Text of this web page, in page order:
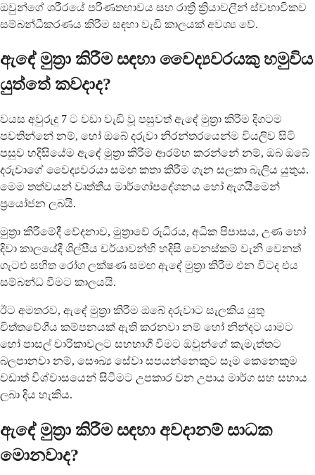
ඔවුන්ගේ ශරීරයේ පරිණතභාවය සහ රාත්‍රී ක්‍රියාවලීන් ස්වභාවිකව
සම්බන්ධීකරණය කිරීම සඳහා වැඩි කාලයක් අවශ්‍ය වේ.
ඇඳේ මුත්‍රා කිරීම සඳහා වෛද්‍යවරයකු හමුවිය
යුත්තේ කවදාද?
වයස අවුරුදු 7 ට වඩා වැඩි වූ පසුවත් ඇඳේ මුත්‍රා කිරීම දිගටම
පවතින්නේ නම්, හෝ ඔබේ දරුවා නිරන්තරයෙන්ම වියලිව සිටි
පසුව හදිසියේම ඇඳේ මුත්‍රා කිරීම ආරම්භ කරන්නේ නම්, ඔබ ඔබේ
දරුවාගේ වෛද්‍යවරයා සමඟ කතා කිරීම ගැන සලකා බැලිය යුතුය.
මෙම තත්වයන් වෘත්තීය මාර්ගෝපදේශනය හෝ ඇගයීමෙන්
ප්‍රයෝජන ලබයි.
මුත්‍රා කිරීමේදී වේදනාව, මුත්‍රාවේ රුධිරය, අධික පිපාසය, උණ හෝ
දිවා කාලයේදී ශිල්පීය චර්යාවන්හි හදිසි වෙනස්කම් වැනි වෙනත්
ගැටළු සහිත රෝග ලක්ෂණ සමඟ ඇඳේ මුත්‍රා කිරීම එන විටද එය
සම්බන්ධ වීමට කාලයයි.
ඊට අමතරව, ඇඳේ මුත්‍රා කිරීම ඔබේ දරුවාට සැලකිය යුතු
චිත්තවේගීය කම්පනයක් ඇති කරනවා නම් හෝ නින්දට යාමට
හෝ පාසල් චාරිකාවලට සහභාගී වීමට ඔවුන්ගේ කැමැත්තට
බලපානවා නම්, සෞඛ්‍ය සේවා සපයන්නෙකුට සෑම කෙනෙකුම
වඩාත් විශ්වාසයෙන් සිටීමට උපකාර වන උපාය මාර්ග සහ සහාය
ලබා දිය හැකිය.
ඇඳේ මුත්‍රා කිරීම සඳහා අවදානම් සාධක
මොනවාද?